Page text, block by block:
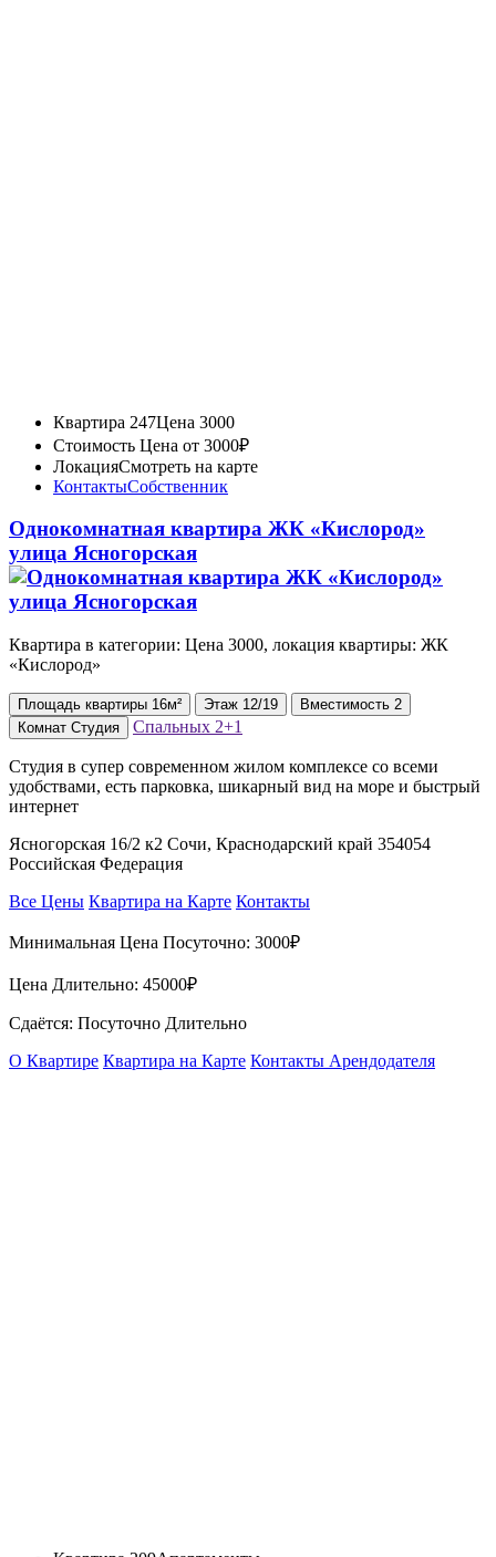
Квартира 247Цена 3000
Стоимость Цена от 3000₽
ЛокацияСмотреть на карте
КонтактыСобственник
Однокомнатная квартира ЖК «Кислород»
улица Ясногорская
Квартира в категории: Цена 3000, локация квартиры: ЖК
«Кислород»
Площадь квартиры 16м² Этаж 12/19 Вместимость 2
Комнат Студия Спальных 2+1
Студия в супер современном жилом комплексе со всеми
удобствами, есть парковка, шикарный вид на море и быстрый
интернет
Ясногорская 16/2 к2 Сочи, Краснодарский край 354054
Российская Федерация
Все Цены Квартира на Карте Контакты
Минимальная Цена Посуточно: 3000₽
Цена Длительно: 45000₽
Сдаётся: Посуточно Длительно
О Квартире Квартира на Карте Контакты Арендодателя